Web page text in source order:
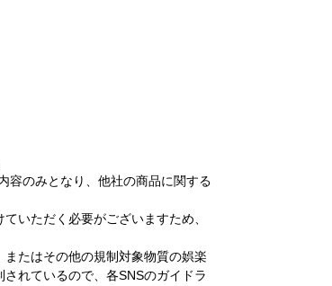
容のみとなり、他社の商品に関する
いただく必要がございますため、
たはその他の規制対象物質の娯楽
れているので、各SNSのガイドラ